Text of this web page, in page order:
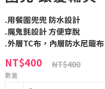
.用餐圍兜兜 防水設計
.魔鬼氈設計 方便穿脫
.外層TC布，內層防水尼龍布
NT$400 NT$400
數量